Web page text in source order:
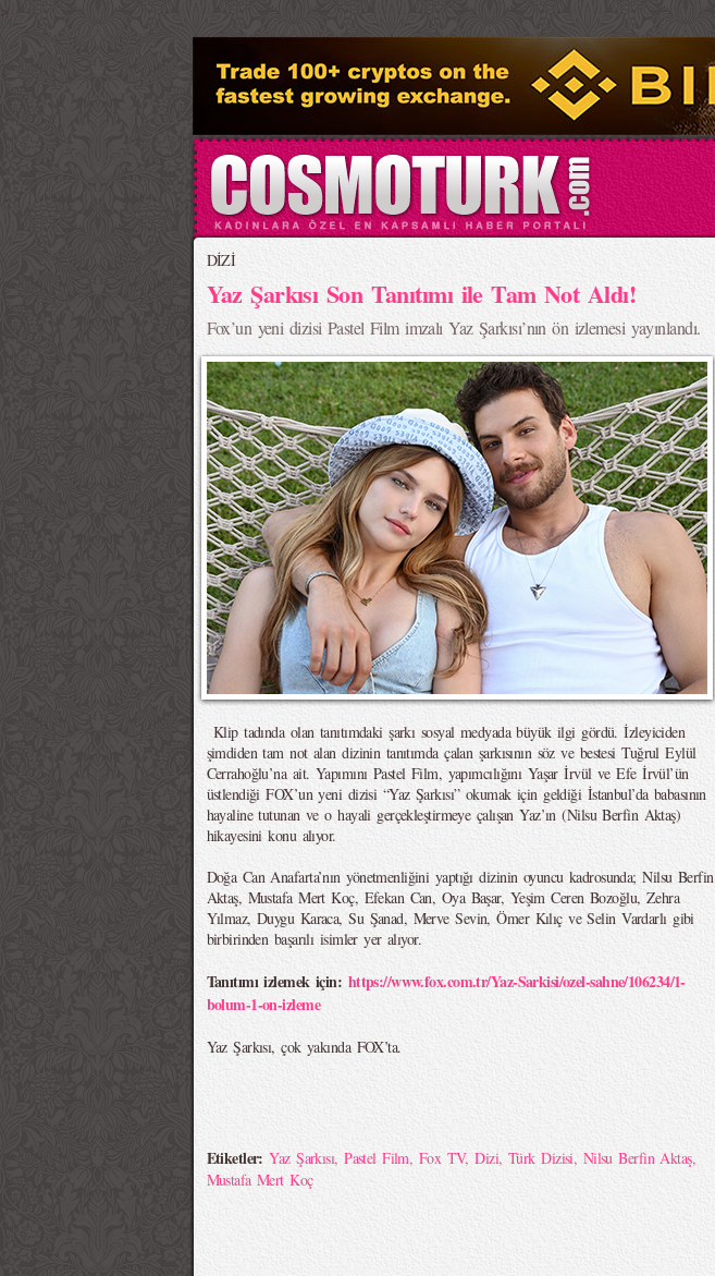
>
DİZİ
Yaz Şarkısı Son Tanıtımı ile Tam Not Aldı!
Fox’un yeni dizisi Pastel Film imzalı Yaz Şarkısı’nın ön izlemesi yayınlandı.
Klip tadında olan tanıtımdaki şarkı sosyal medyada büyük ilgi gördü. İzleyiciden
şimdiden tam not alan dizinin tanıtımda çalan şarkısının söz ve bestesi Tuğrul Eylül
Cerrahoğlu’na ait. Yapımını Pastel Film, yapımcılığını Yaşar İrvül ve Efe İrvül’ün
üstlendiği FOX’un yeni dizisi “Yaz Şarkısı” okumak için geldiği İstanbul’da babasının
hayaline tutunan ve o hayali gerçekleştirmeye çalışan Yaz’ın (Nilsu Berfin Aktaş)
hikayesini konu alıyor.
Doğa Can Anafarta’nın yönetmenliğini yaptığı dizinin oyuncu kadrosunda; Nilsu Berfin
Aktaş, Mustafa Mert Koç, Efekan Can, Oya Başar, Yeşim Ceren Bozoğlu, Zehra
Yılmaz, Duygu Karaca, Su Şanad, Merve Sevin, Ömer Kılıç ve Selin Vardarlı gibi
birbirinden başarılı isimler yer alıyor.
Tanıtımı izlemek için: https://www.fox.com.tr/Yaz-Sarkisi/ozel-sahne/106234/1-
bolum-1-on-izleme
Yaz Şarkısı, çok yakında FOX’ta.
Etiketler:Yaz Şarkısı,Pastel Film, Fox TV,Dizi, Türk Dizisi, Nilsu Berfin Aktaş,
Mustafa Mert Koç